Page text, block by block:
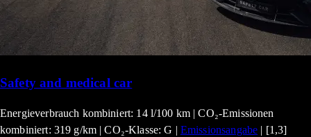
Safety and medical car
Energieverbrauch kombiniert: 14 l/100 km | CO₂-Emissionen
kombiniert: 319 g/km | CO₂-Klasse: G | Emissionsangabe | [1,3]